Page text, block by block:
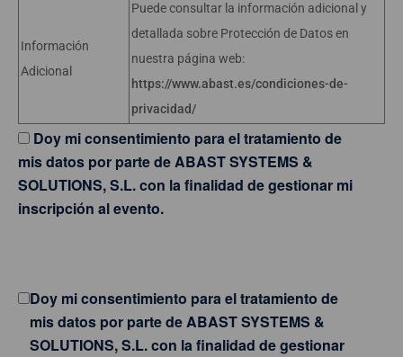
Información
Adicional
Puede consultar la información adicional y
detallada sobre Protección de Datos en
nuestra página web:
https://www.abast.es/condiciones-de-
privacidad/
Doy mi consentimiento para el tratamiento de
mis datos por parte de ABAST SYSTEMS &
SOLUTIONS, S.L. con la finalidad de gestionar mi
inscripción al evento.
Doy mi consentimiento para el tratamiento de
mis datos por parte de ABAST SYSTEMS &
SOLUTIONS, S.L. con la finalidad de gestionar